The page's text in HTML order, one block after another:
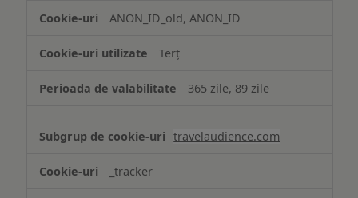
ANON_ID_old, ANON_ID
Terț
365 zile, 89 zile
travelaudience.com
_tracker